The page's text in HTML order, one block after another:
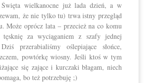
wielkanocne już lada dzień, a w
że nie tylko tu) trwa istny przegląd
Może oprócz lata – przecież na co komu
za wyciąganiem z szafy jednej
przerabialiśmy oślepiające słońce,
powtórkę wiosny. Jeśli ktoś w tym
się zające i kurczaki błagam, niech
bo też potrzebuję ;)